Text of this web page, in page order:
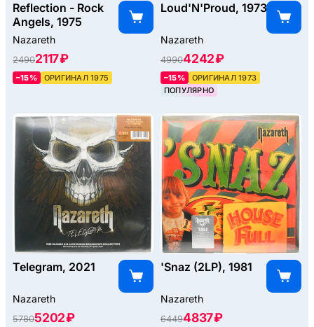
Reflection - Rock
Angels, 1975
Nazareth
24902117 ₽
–15% ОРИГИНАЛ 1975
Loud'N'Proud, 1973
Nazareth
49904242 ₽
–15%
ОРИГИНАЛ 1973
ПОПУЛЯРНО
Telegram, 2021
Nazareth
57805202 ₽
'Snaz (2LP), 1981
Nazareth
64494837 ₽